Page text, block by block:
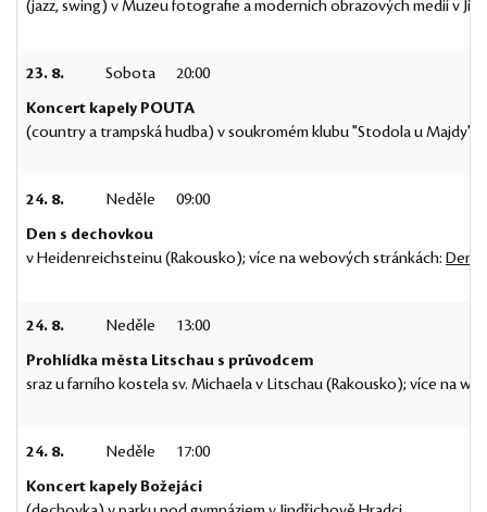
(jazz, swing) v Muzeu fotografie a moderních obrazových medií v
23. 8. Sobota
20:00
Koncert kapely POUTA
(country a trampská hudba) v soukromém klubu "Stodola u Majdy" v
24. 8. Neděle
09:00
Den s dechovkou
v Heidenreichsteinu (Rakousko); více na webových stránkách: Den
24. 8. Neděle
13:00
Prohlídka města Litschau s průvodcem
sraz u farního kostela sv. Michaela v Litschau (Rakousko); více na
24. 8. Neděle
17:00
Koncert kapely Božejáci